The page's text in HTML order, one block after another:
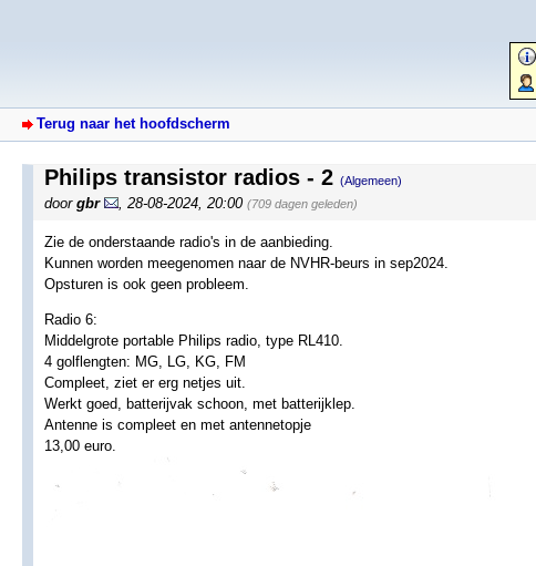
Terug naar het hoofdscherm
Philips transistor radios - 2 (Algemeen)
door gbr 28-08-2024, 20:00 (709 dagen geleden)
Zie de onderstaande radio's in de aanbieding.
Kunnen worden meegenomen naar de NVHR-beurs in sep2024.
Opsturen is ook geen probleem.
Radio 6:
Middelgrote portable Philips radio, type RL410.
4 golflengten: MG, LG, KG, FM
Compleet, ziet er erg netjes uit.
Werkt goed, batterijvak schoon, met batterijklep.
Antenne is compleet en met antennetopje
13,00 euro.